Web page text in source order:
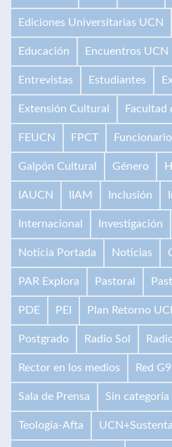
Ediciones Universitarias UCN
Educación Encuentros UCN
Entrevistas Estudiantes
Extensión Cultural Facultad
FEUCN FPCT
Galpón Cultural Género
IAUCN IIAM Inclusión
Internacional Investigación
Noticia Portada Noticias
PAR Explora Pastoral
PDE PEI Plan Retorno
Postgrado Radio Sol
Rector en los medios Red G9
Sala de Prensa Sin categoría
Teología-Afta